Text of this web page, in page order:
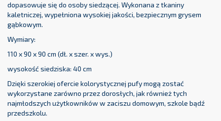
dopasowuje się do osoby siedzącej. Wykonana z tkaniny
kaletniczej, wypełniona wysokiej jakości, bezpiecznym grysem
gąbkowym.
Wymiary:
110 x 90 x 90 cm (dł. x szer. x wys.)
wysokość siedziska: 40 cm
Dzięki szerokiej ofercie kolorystycznej pufy mogą zostać
wykorzystane zarówno przez dorosłych, jak również tych
najmłodszych użytkowników w zaciszu domowym, szkole bądź
przedszkolu.